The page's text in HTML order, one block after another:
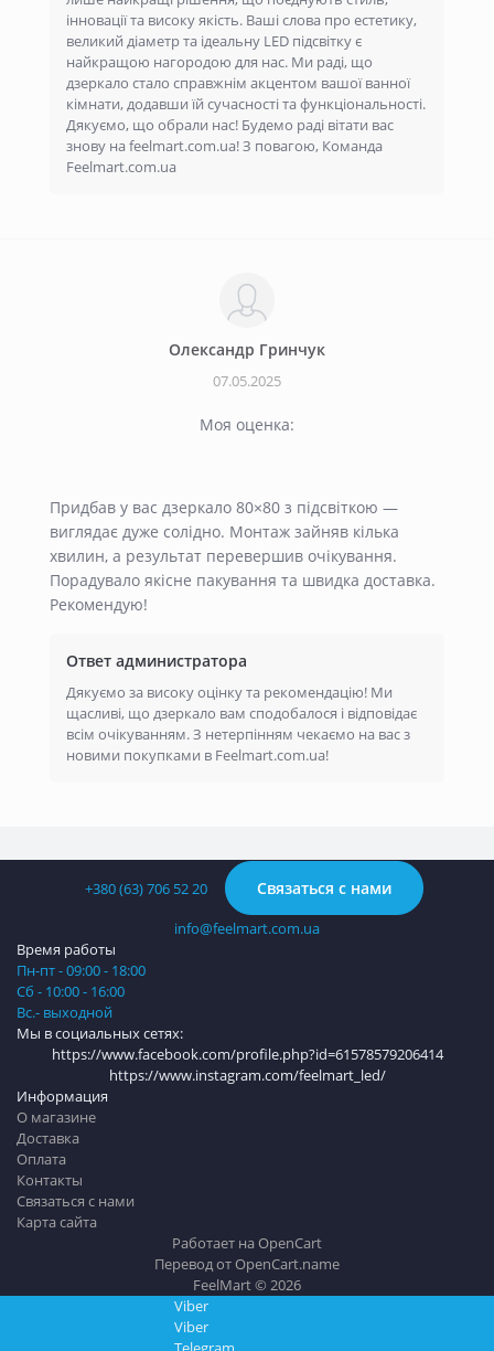
інновації та високу якість. Ваші слова про естетику,
великий діаметр та ідеальну LED підсвітку є
найкращою нагородою для нас. Ми раді, що
дзеркало стало справжнім акцентом вашої ванної
кімнати, додавши їй сучасності та функціональності.
Дякуємо, що обрали нас! Будемо раді вітати вас
знову на feelmart.com.ua! З повагою, Команда
Feelmart.com.ua
Олександр Гринчук
07.05.2025
Моя оценка:
Придбав у вас дзеркало 80×80 з підсвіткою —
виглядає дуже солідно. Монтаж зайняв кілька
хвилин, а результат перевершив очікування.
Порадувало якісне пакування та швидка доставка.
Рекомендую!
Ответ администратора
Дякуємо за високу оцінку та рекомендацію! Ми
щасливі, що дзеркало вам сподобалося і відповідає
всім очікуванням. З нетерпінням чекаємо на вас з
новими покупками в Feelmart.com.ua!
+380 (63) 706 52 20 Связаться с нами
info@feelmart.com.ua
Информация
О магазине
Доставка
Оплата
Контакты
Связаться с нами
Карта сайта
Время работы
Пн-пт - 09:00 - 18:00
Сб - 10:00 - 16:00
Вс.- выходной
Мы в социальных сетях:
https://www.facebook.com/profile.php?id=61578579206414
https://www.instagram.com/feelmart_led/
Работает на OpenCart
Перевод отOpenCart.name
FeelMart © 2026
Viber
Viber